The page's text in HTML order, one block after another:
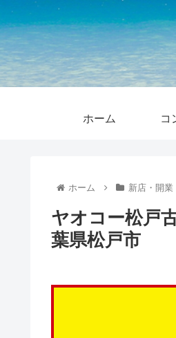
ホーム コ
ホーム 新店・開業
ヤオコー松戸
葉県松戸市